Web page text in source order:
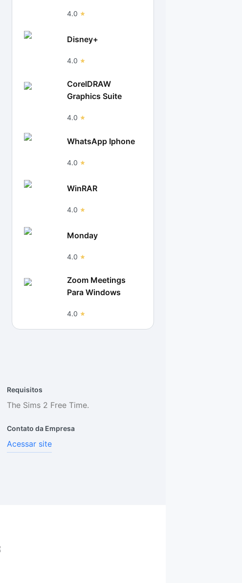
4.0
Disney+
4.0
CorelDRAW
Graphics Suite
4.0
WhatsApp Iphone
4.0
WinRAR
4.0
Monday
4.0
Zoom Meetings
Para Windows
4.0
Requisitos
The Sims 2 Free Time.
Contato da Empresa
Acessar site